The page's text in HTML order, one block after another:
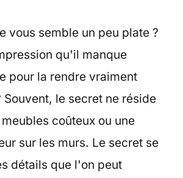
vous semble un peu plate ?
qu'il manque
pour la rendre vraiment
Souvent, le secret ne réside
coûteux ou une
sur les murs. Le secret se
détails que l'on peut